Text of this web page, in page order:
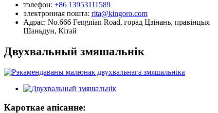
тэлефон: +86 13953111589
электронная пошта: rita@kingoro.com
Адрас: No.666 Fengnian Road, горад Цзінань, правінцыя
Шаньдун, Кітай
Двухвальный змяшальнік
Кароткае апісанне: